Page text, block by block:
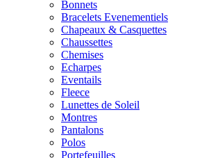
Bonnets
Bracelets Evenementiels
Chapeaux & Casquettes
Chaussettes
Chemises
Echarpes
Eventails
Fleece
Lunettes de Soleil
Montres
Pantalons
Polos
Portefeuilles